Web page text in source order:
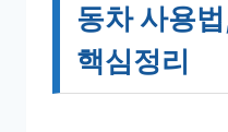
동차 사용
핵심정리